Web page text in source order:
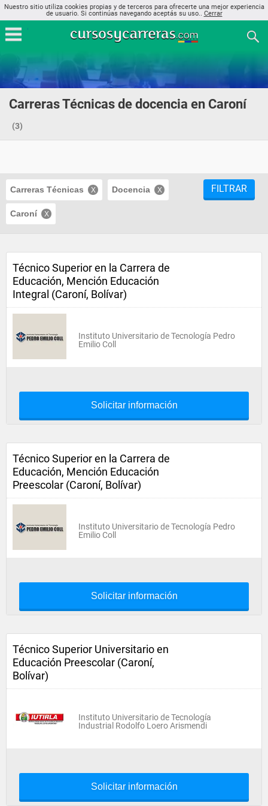
Nuestro sitio utiliza cookies propias y de terceros para ofrecerte una mejor experiencia
de usuario. Si continúas navegando aceptás su uso.. Cerrar
Carreras Técnicas de docencia en Caroní
(3)
Carreras Técnicas Docencia
Caroní
FILTRAR
Técnico Superior en la Carrera de
Educación, Mención Educación
Integral (Caroní, Bolívar)
Instituto Universitario de Tecnología Pedro
Emilio Coll
Solicitar información
Técnico Superior en la Carrera de
Educación, Mención Educación
Preescolar (Caroní, Bolívar)
Instituto Universitario de Tecnología Pedro
Emilio Coll
Solicitar información
Técnico Superior Universitario en
Educación Preescolar (Caroní,
Bolívar)
Instituto Universitario de Tecnología
Industrial Rodolfo Loero Arismendi
Solicitar información